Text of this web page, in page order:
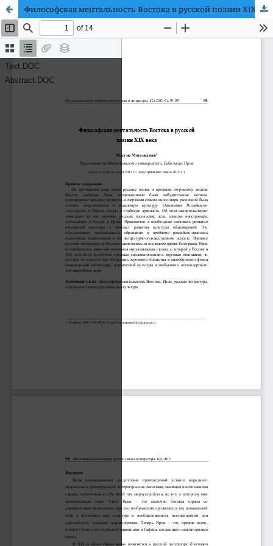
Философская ментальность Востока в русской поэзии XIX века